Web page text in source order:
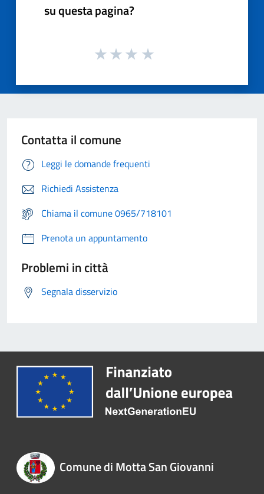
su questa pagina?
Contatta il comune
Leggi le domande frequenti
Richiedi Assistenza
Chiama il comune 0965/718101
Prenota un appuntamento
Problemi in città
Segnala disservizio
Comune di Motta San Giovanni